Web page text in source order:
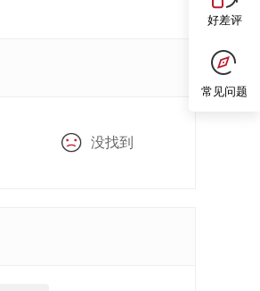
好差评
常见问题
没找到